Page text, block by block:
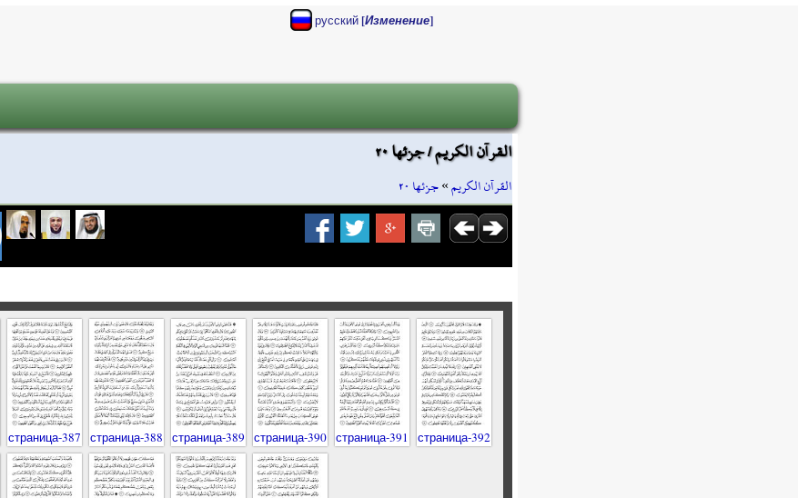
русский[Изменение]
القرآن الكريم / جزئها ٢٠
القرآن الكريم»جزئها ٢٠
страница-387 страница-388 страница-389 страница-390 страница-391 страница-392